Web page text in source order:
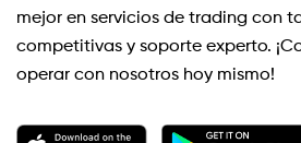
mejor en servicios de trading con
competitivas y soporte experto.
operar con nosotros hoy mismo!